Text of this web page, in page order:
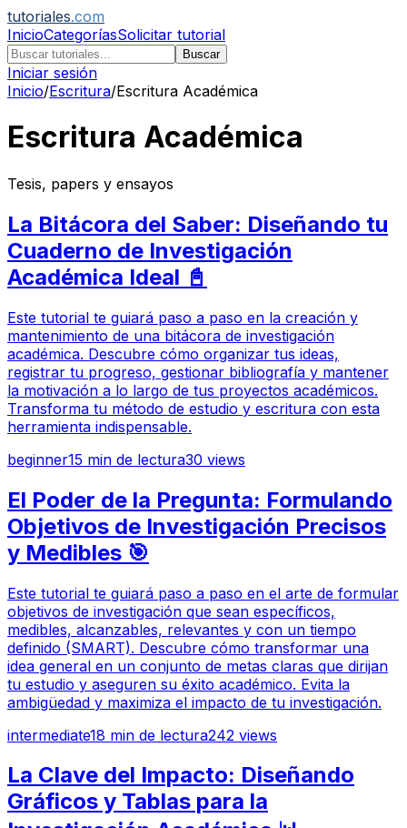
tutoriales.com
InicioCategoríasSolicitar tutorial
Buscar
Iniciar sesión
Inicio/Escritura/Escritura Académica
Escritura Académica
Tesis, papers y ensayos
La Bitácora del Saber: Diseñando tu
Cuaderno de Investigación
Académica Ideal 📓
Este tutorial te guiará paso a paso en la creación y
mantenimiento de una bitácora de investigación
académica. Descubre cómo organizar tus ideas,
registrar tu progreso, gestionar bibliografía y mantener
la motivación a lo largo de tus proyectos académicos.
Transforma tu método de estudio y escritura con esta
herramienta indispensable.
beginner15 min de lectura30 views
El Poder de la Pregunta: Formulando
Objetivos de Investigación Precisos
y Medibles 🎯
Este tutorial te guiará paso a paso en el arte de formular
objetivos de investigación que sean específicos,
medibles, alcanzables, relevantes y con un tiempo
definido (SMART). Descubre cómo transformar una
idea general en un conjunto de metas claras que dirijan
tu estudio y aseguren su éxito académico. Evita la
ambigüedad y maximiza el impacto de tu investigación.
intermediate18 min de lectura242 views
La Clave del Impacto: Diseñando
Gráficos y Tablas para la